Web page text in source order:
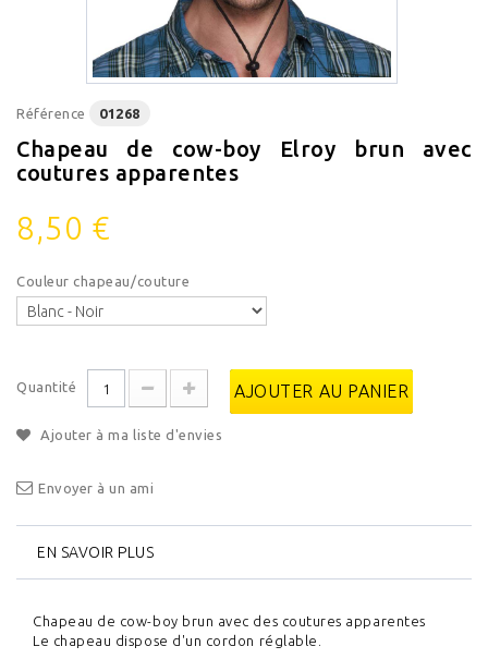
Référence 01268
Chapeau de cow-boy Elroy brun avec
coutures apparentes
8,50 €
Couleur chapeau/couture
Quantité AJOUTER AU PANIER
Ajouter à ma liste d'envies
Envoyer à un ami
EN SAVOIR PLUS
Chapeau de cow-boy brun avec des coutures apparentes
Le chapeau dispose d'un cordon réglable.